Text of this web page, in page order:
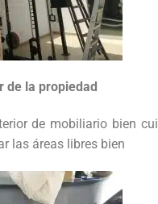
de la propiedad
de mobiliario bien
las áreas libres bien